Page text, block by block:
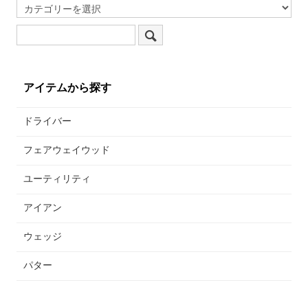
アイテムから探す
ドライバー
フェアウェイウッド
ユーティリティ
アイアン
ウェッジ
パター